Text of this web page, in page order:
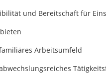
und Bereitschaft für
Arbeitsumfeld